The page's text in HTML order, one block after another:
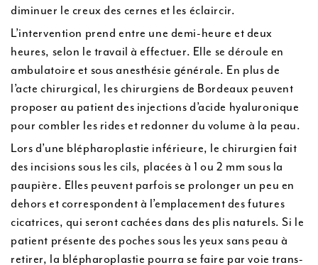
diminuer le creux des cernes et les éclaircir.
L’intervention prend entre une demi-heure et deux
heures, selon le travail à effectuer. Elle se déroule en
ambulatoire et sous anesthésie générale. En plus de
l’acte chirurgical, les chirurgiens de Bordeaux peuvent
proposer au patient des injections d’acide hyaluronique
pour combler les rides et redonner du volume à la peau.
Lors d’une blépharoplastie inférieure, le chirurgien fait
des incisions sous les cils, placées à 1 ou 2 mm sous la
paupière. Elles peuvent parfois se prolonger un peu en
dehors et correspondent à l’emplacement des futures
cicatrices, qui seront cachées dans des plis naturels. Si le
patient présente des poches sous les yeux sans peau à
retirer, la blépharoplastie pourra se faire par voie trans-